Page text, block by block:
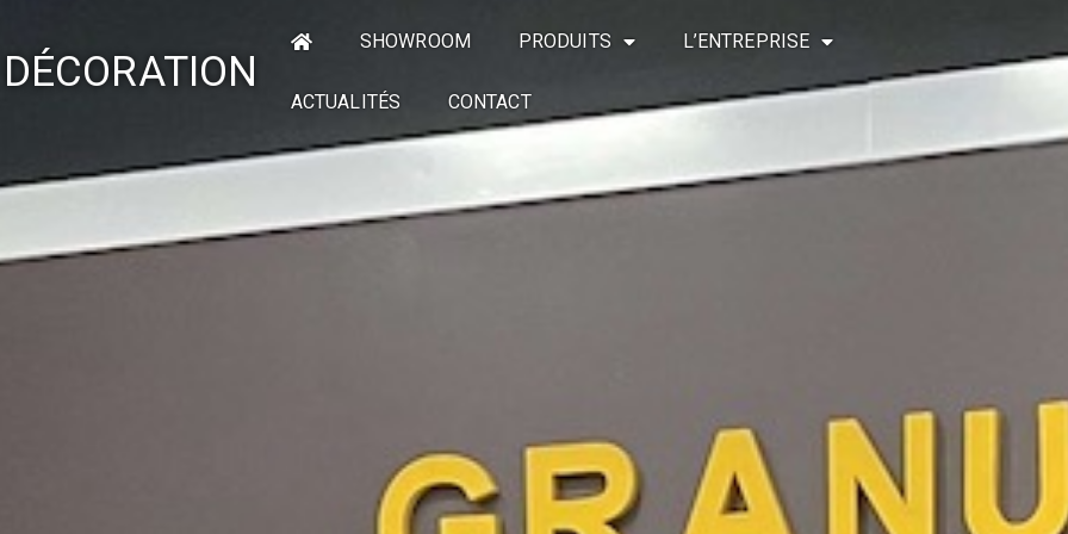
SHOWROOM PRODUITS L’ENTREPRISE
ACTUALITÉS CONTACT